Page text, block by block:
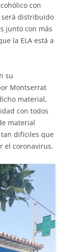
con
será distribuido
junto con más
la ELA está a
su
Montserrat
material,
con todos
material
difíciles que
el coronavirus.